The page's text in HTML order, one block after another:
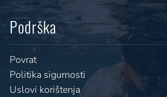
Podrška
Povrat
Politika sigurnosti
Uslovi korištenja